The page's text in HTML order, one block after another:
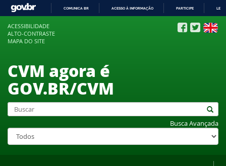
COMUNICA BR ACESSO À INFORMAÇÃO PARTICIPE
ACESSIBILIDADE
ALTO-CONTRASTE
MAPA DO SITE
CVM agora é
GOV.BR/CVM
Busca Avançada